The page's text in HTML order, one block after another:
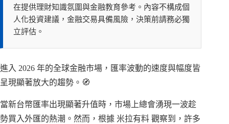
在提供理財知識氛圍與金融教育參考。內容不構成個
人化投資建議，金融交易具備風險，決策前請務必獨
立評估。
進入 2026 年的全球金融市場，匯率波動的速度與幅度皆
呈現顯著放大的趨勢。🧭
當新台幣匯率出現顯著升值時，市場上總會湧現一波趁
勢買入外匯的熱潮。然而，根據 米拉有料 觀察到，許多